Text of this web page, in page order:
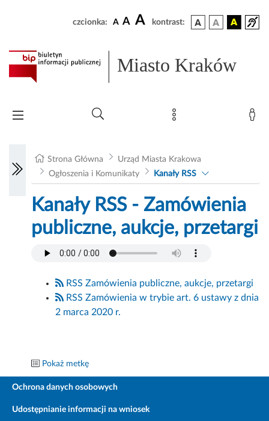
czcionka: A A A kontrast:
Miasto Kraków
Strona Główna
Urząd Miasta Krakowa
Ogłoszenia i Komunikaty
Kanały RSS
Kanały RSS - Zamówienia
publiczne, aukcje, przetargi
RSS Zamówienia publiczne, aukcje, przetargi
RSS Zamówienia w trybie art. 6 ustawy z dnia
2 marca 2020 r.
Pokaż metkę
Ochrona danych osobowych
Udostępnianie informacji na wniosek